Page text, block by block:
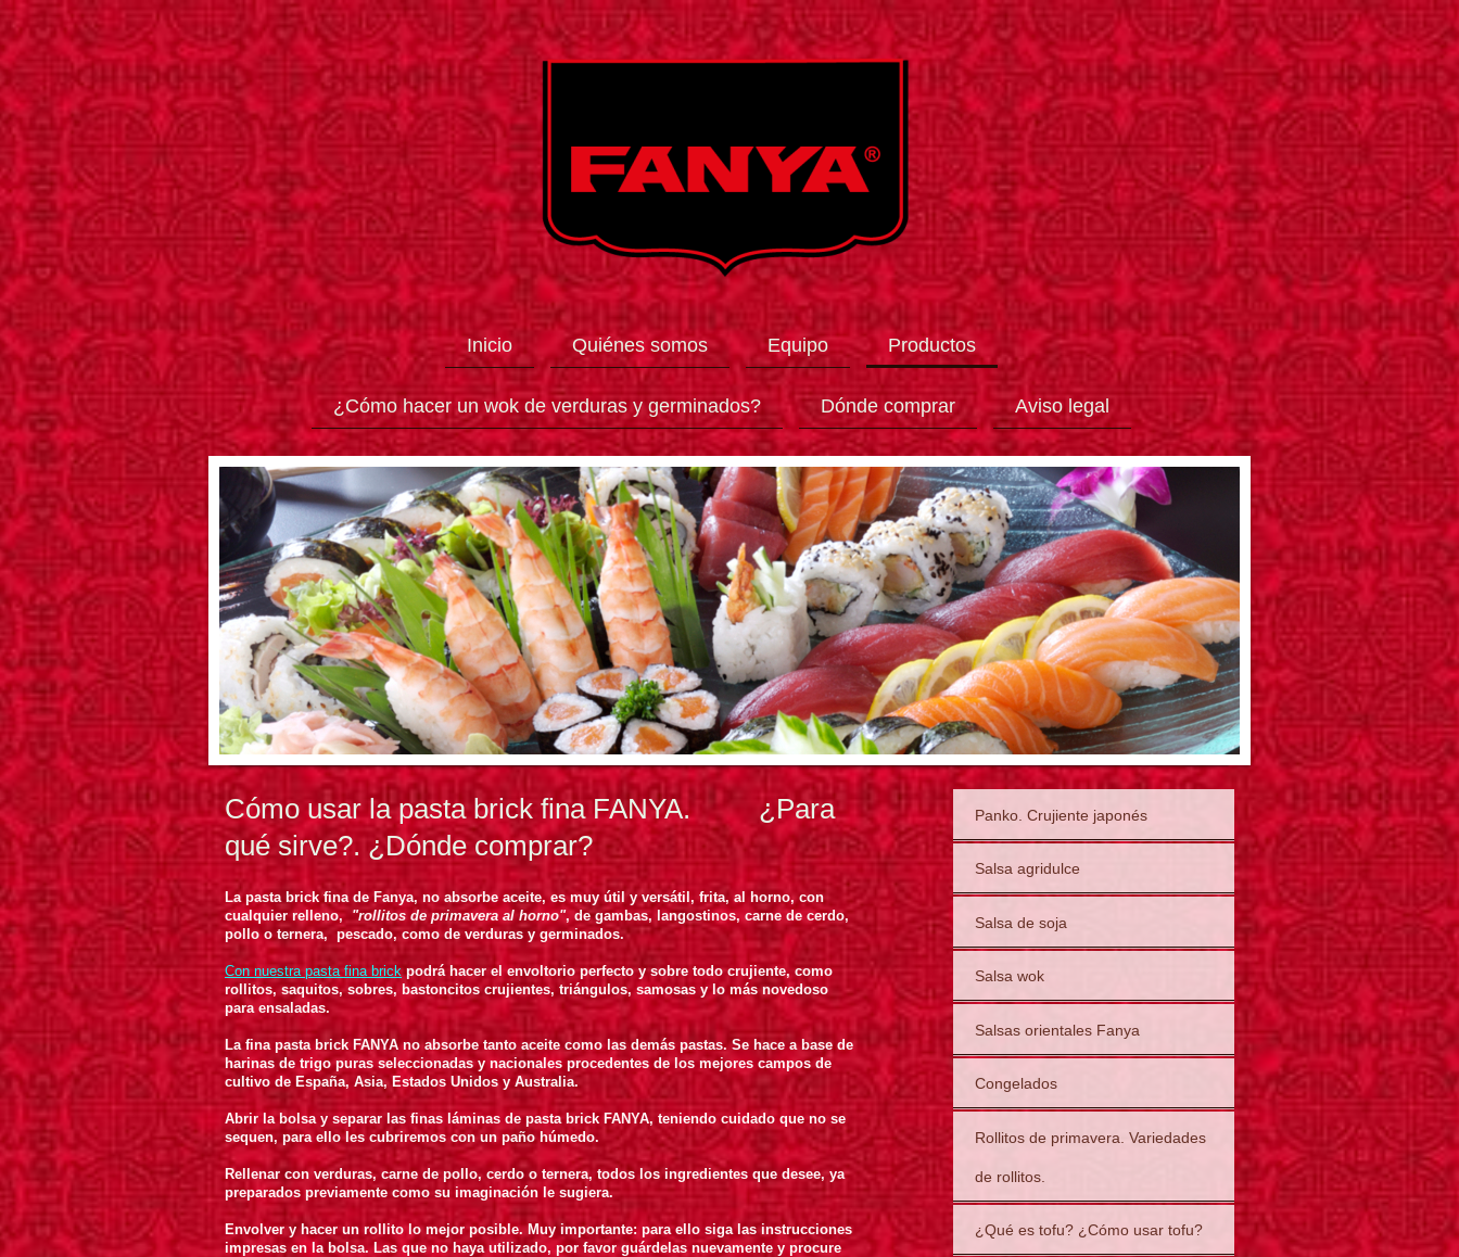
Inicio Quiénes somos Equipo Productos
¿Cómo hacer un wok de verduras y germinados? Dónde comprar Aviso legal
Cómo usar la pasta brick fina FANYA. ¿Para
qué sirve?. ¿Dónde comprar?
La pasta brick fina de Fanya, no absorbe aceite, es muy útil y versátil, frita, al horno, con
cualquier relleno, "rollitos de primavera al horno", de gambas, langostinos, carne de cerdo,
pollo o ternera, pescado, como de verduras y germinados.
Con nuestra pasta fina brickpodrá hacer el envoltorio perfecto y sobre todo crujiente, como
rollitos, saquitos, sobres, bastoncitos crujientes, triángulos, samosas y lo más novedoso
para ensaladas.
La fina pasta brick FANYA no absorbe tanto aceite como las demás pastas. Se hace a base de
harinas de trigo puras seleccionadas y nacionales procedentes de los mejores campos de
cultivo de España, Asia, Estados Unidos y Australia.
Abrir la bolsa y separar las finas láminas de pasta brick FANYA, teniendo cuidado que no se
sequen, para ello les cubriremos con un paño húmedo.
Rellenar con verduras, carne de pollo, cerdo o ternera, todos los ingredientes que desee, ya
preparados previamente como su imaginación le sugiera.
Envolver y hacer un rollito lo mejor posible. Muy importante: para ello siga las instrucciones
impresas en la bolsa. Las que no haya utilizado, por favor guárdelas nuevamente y procure
Panko. Crujiente japonés
Salsa agridulce
Salsa de soja
Salsa wok
Salsas orientales Fanya
Congelados
Rollitos de primavera. Variedades
de rollitos.
¿Qué es tofu? ¿Cómo usar tofu?